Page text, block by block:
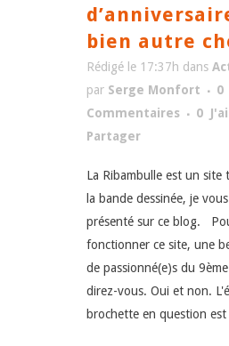
bien autre
Rédigé le 17:37h dans
par Serge Monfort
0
Commentaires
0
Partager
La Ribambulle est un site
la bande dessinée, je
présenté sur ce blog.
fonctionner ce site, une
de passionné(e)s du
direz-vous. Oui et non.
brochette en question est